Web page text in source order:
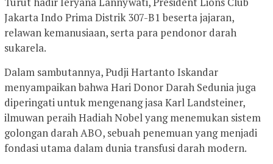
Jakarta Indo Prima Distrik 307-B1 beserta jajaran,
relawan kemanusiaan, serta para pendonor darah
sukarela.
Dalam sambutannya, Pudji Hartanto Iskandar
menyampaikan bahwa Hari Donor Darah Sedunia juga
diperingati untuk mengenang jasa Karl Landsteiner,
ilmuwan peraih Hadiah Nobel yang menemukan sistem
golongan darah ABO, sebuah penemuan yang menjadi
fondasi utama dalam dunia transfusi darah modern.